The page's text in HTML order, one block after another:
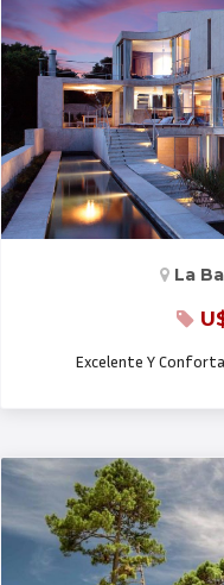
La
Excelente Y